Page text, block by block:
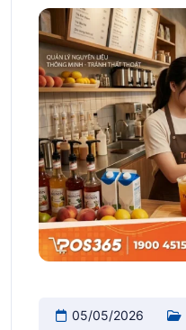
05/05/2026